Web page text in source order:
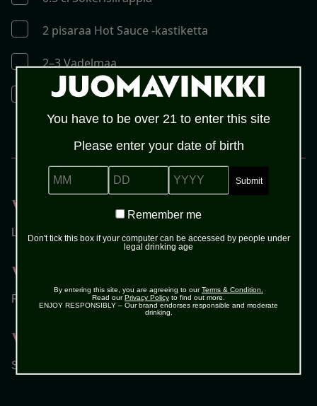
2 pisaraa Hot Sauce -kastiketta
2–3 Vadelmaa
Jäitä
Vaihe 1
Laita kaikki aineisosat jäillä täytettyyn shakeriin.
Vaihe 2
Ravista kunnes shotti on kylmää.
Vaihe 3
Suodata jäät ja kaada viilennettyyn shottilasiin.
You have to be over 21 to enter this site
Please enter your date of birth
MM DD YYYY
Remember
Remember me
Don't tick this box if your computer can be accessed by people under
legal drinking age
By entering this site, you are agreeing to ourTerms & Condition.
Read ourPrivacy Policy to find out more.
ENJOY RESPONSIBLY – Our brand endorses responsible and moderate
drinking.